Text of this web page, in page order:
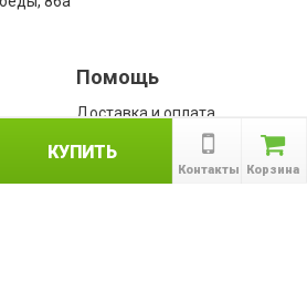
Помощь
Доставка и оплата
Корзина
Контакты
КУПИТЬ